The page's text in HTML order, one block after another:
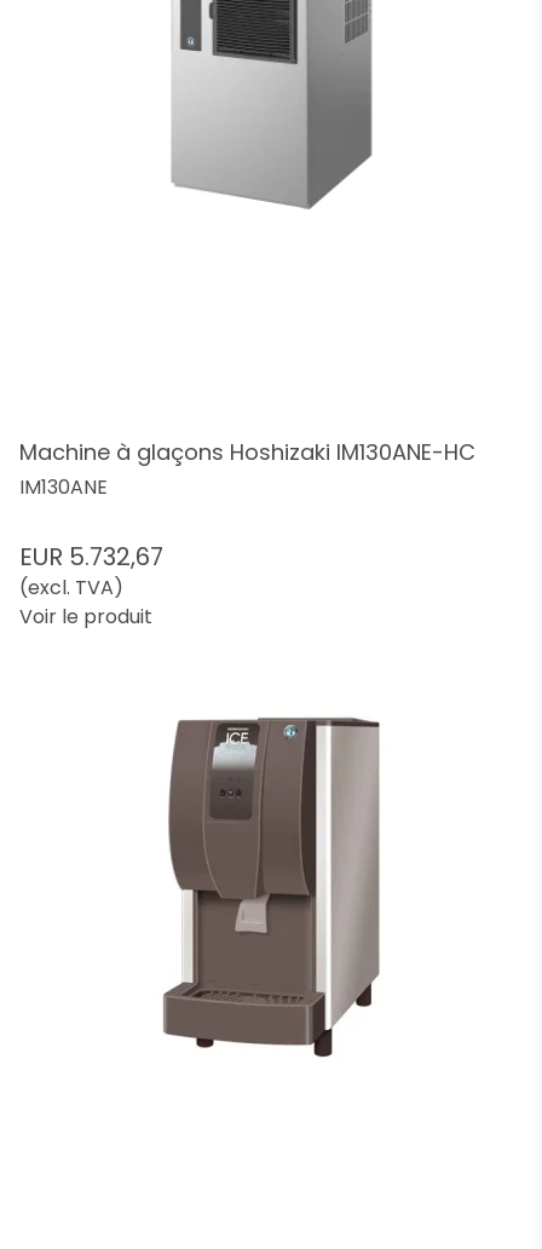
Machine à glaçons Hoshizaki IM130ANE-HC
IM130ANE
EUR 5.732,67
(excl. TVA)
Voir le produit